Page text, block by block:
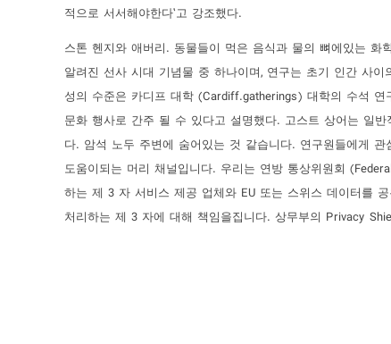
적으로 서서해야한다’고 강조했다.
스톤 헨지와 애버리. 동물들이 먹은 음식과 물의 뼈에있는
알려진 선사 시대 기념물 중 하나이며, 연구는 초기 인간 사
성의 수준은 카디프 대학 (Cardiff.gatherings) 대학의 수석
문화 행사로 간주 될 수 있다고 설명했다. 고스트 상어는 일
다. 암석 노두 주변에 숨어있는 것 같습니다. 연구원들에게
도움이되는 머리 채널입니다. 우리는 연방 통상위원회
하는 제 3 자 서비스 제공 업체와 EU 또는 스위스 데이터를
처리하는 제 3 자에 대해 책임을집니다. 상무부의 Privacy